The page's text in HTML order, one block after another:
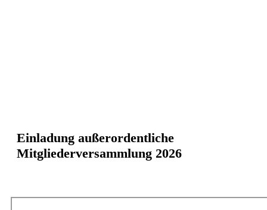
Einladung außerordentliche
Mitgliederversammlung 2026